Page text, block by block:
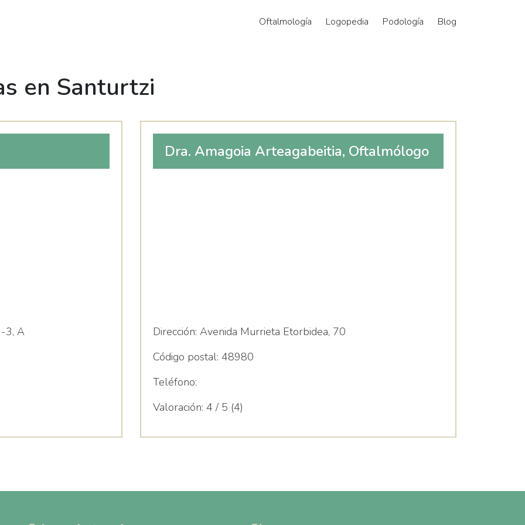
Oftalmología Logopedia Podología Blog
en Santurtzi
3, A
Dra. Amagoia Arteagabeitia, Oftalmólogo
Dirección: Avenida Murrieta Etorbidea, 70
Código postal: 48980
Teléfono:
Valoración: 4 / 5 (4)